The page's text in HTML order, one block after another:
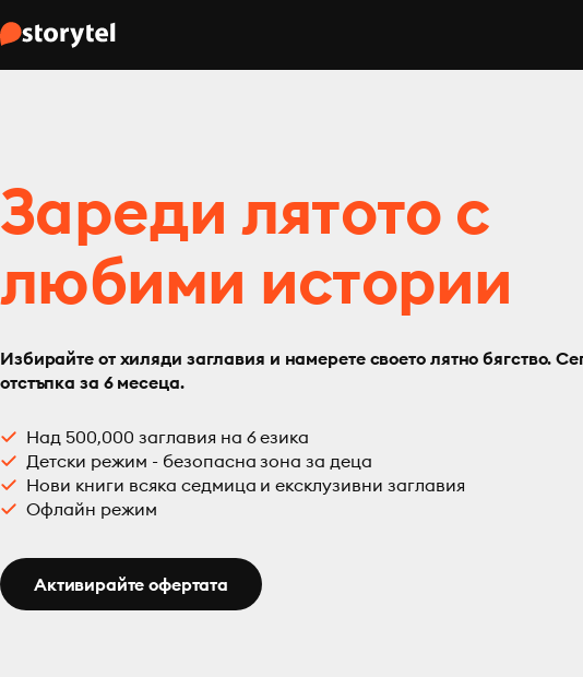
Зареди лятото с
любими истории
Избирайте от хиляди заглавия и намерете своето лятно бягство.
отстъпка за 6 месеца.
Над 500,000 заглавия на 6 езика
Детски режим - безопасна зона за деца
Нови книги всяка седмица и ексклузивни заглавия
Офлайн режим
Активирайте офертата